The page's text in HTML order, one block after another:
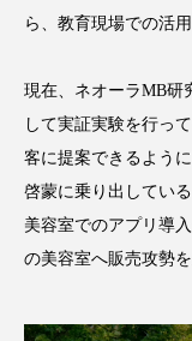
クローズアップ
コネクテッド・ビ
コルチゾール
ら、教育現場での活
現在、ネオーラMB研
して実証実験を行っ
客に提案できるよう
啓蒙に乗り出している
美容室でのアプリ導
の美容室へ販売攻勢